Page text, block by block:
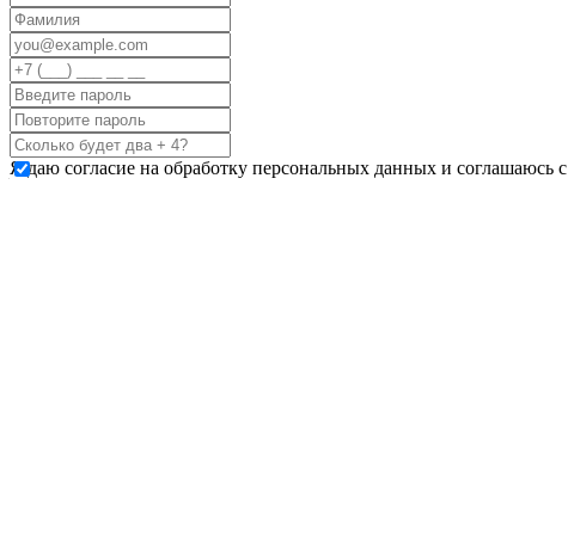
Я даю согласие на обработку персональных данных и соглашаюсь с